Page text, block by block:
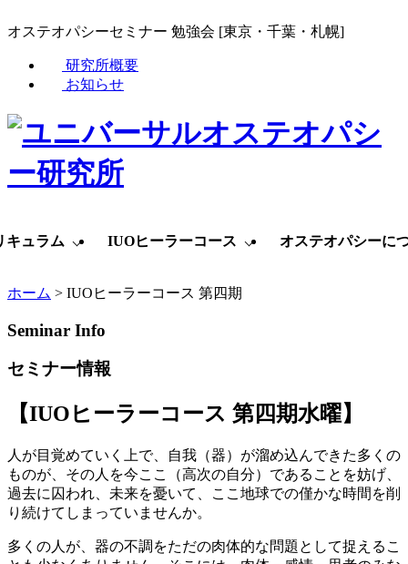
オステオパシーセミナー 勉強会 [東京・千葉・札幌]
研究所概要
お知らせ
キュラム IUOヒーラーコース オステオパシーに
ホーム > IUOヒーラーコース 第四期
Seminar Info
セミナー情報
【IUOヒーラーコース 第四期水曜】
人が目覚めていく上で、自我（器）が溜め込んできた多くの
ものが、その人を今ここ（高次の自分）であることを妨げ、
過去に囚われ、未来を憂いて、ここ地球での僅かな時間を削
り続けてしまっていませんか。
多くの人が、器の不調をただの肉体的な問題として捉えるこ